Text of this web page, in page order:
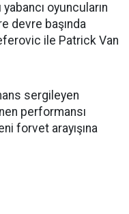
oyuncuların
devre başında
ile Patrick Van
sergileyen
performansı
forvet arayışına